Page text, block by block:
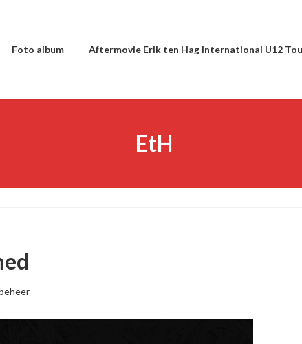
Foto album Aftermovie Erik ten Hag International U12
EtH